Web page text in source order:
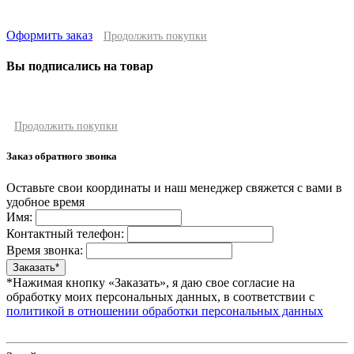
Оформить заказ Продолжить покупки
Вы подписались на товар
Продолжить покупки
Заказ обратного звонка
Оставьте свои координаты и наш менеджер свяжется с вами в
удобное время
Имя:
Контактный телефон:
Время звонка:
*Нажимая кнопку «Заказать», я даю свое согласие на
обработку моих персональных данных, в соответствии с
политикой в отношении обработки персональных данных